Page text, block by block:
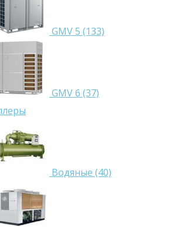
GMV 5 (133)
GMV 6 (37)
Водяные (40)